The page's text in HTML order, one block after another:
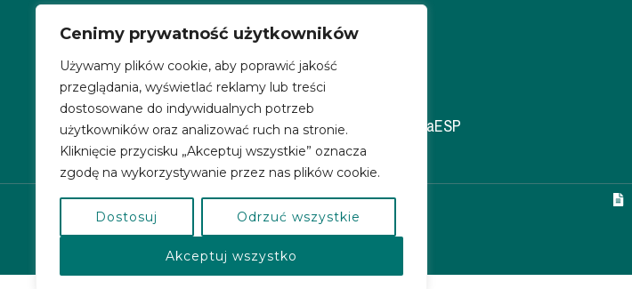
Cenimy prywatność użytkowników
Używamy plików cookie, aby poprawić jakość
przeglądania, wyświetlać reklamy lub treści
dostosowane do indywidualnych potrzeb
użytkowników oraz analizować ruch na stronie.
Kliknięcie przycisku „Akceptuj wszystkie” oznacza
zgodę na wykorzystywanie przez nas plików cookie.
Dostosuj Odrzuć wszystkie
Akceptuj wszystko
NIP: 839 300 84 15
REGON: 220351700
KONTO BANKOWE:
69 9315 0004 0044 0718 2000 0030
SKRYTKA EPUAP – /CERSlupsk/SkrytkaESP